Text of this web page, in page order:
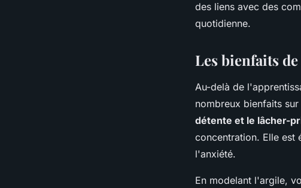
des liens avec des
quotidienne.
Les bienfaits
Au-delà de
nombreux bienfaits
détente et le lâcher-
concentration. Elle est
l'anxiété.
En modelant l'argile,